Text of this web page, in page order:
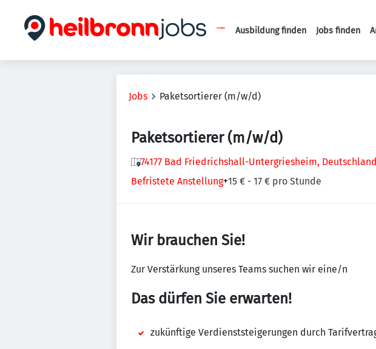
Ausbildung finden Jobs finden
Jobs Paketsortierer (m/w/d)
Paketsortierer (m/w/d)
74177 Bad Friedrichshall-Untergriesheim, Deutschland
Befristete Anstellung+15 € - 17 € pro Stunde
Wir brauchen Sie!
Zur Verstärkung unseres Teams suchen wir eine/n
Das dürfen Sie erwarten!
zukünftige Verdienststeigerungen durch